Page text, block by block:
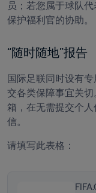
员；若您属于球队
保护福利官的协助。
“随时随地”报告
国际足联同时设有
交各类保障事宜关
箱，在无需提交个
信。
请填写此表格：